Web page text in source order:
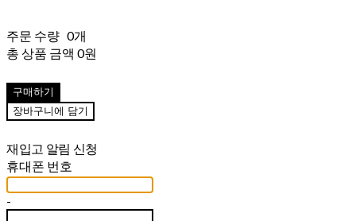
주문 수량 0개
총 상품 금액 0원
구매하기
장바구니에 담기
재입고 알림 신청
휴대폰 번호
-